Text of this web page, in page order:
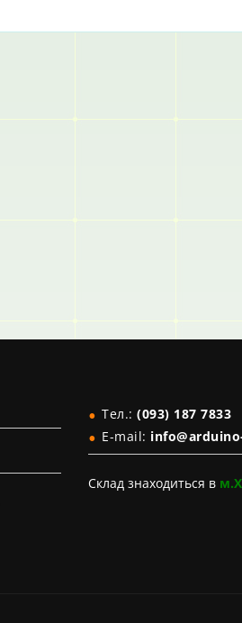
Тел.: (093) 187 7833
E-mail:
Склад знаходиться в